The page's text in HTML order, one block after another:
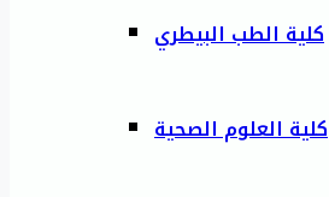
كلية الطب البيطري
كلية العلوم الصحية